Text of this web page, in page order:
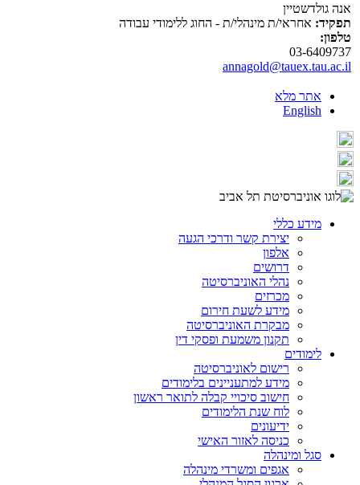
אנה גולדשטיין
תפקיד: אחראי/ת מינהלי/ת - החוג ללימודי עבודה
טלפון:
03-6409737
annagold@tauex.tau.ac.il
אתר מלא
English
מידע כללי
יצירת קשר ודרכי הגעה
אלפון
דרושים
נהלי האוניברסיטה
מכרזים
מידע לשעת חירום
מבקרת האוניברסיטה
תקנון משמעת ופסקי דין
לימודים
רישום לאוניברסיטה
מידע למתעניינים בלימודים
חישוב סיכויי קבלה לתואר ראשון
לוח שנת הלימודים
ידיעונים
כניסה לאזור האישי
סגל ומינהלה
אגפים ומשרדי מינהלה